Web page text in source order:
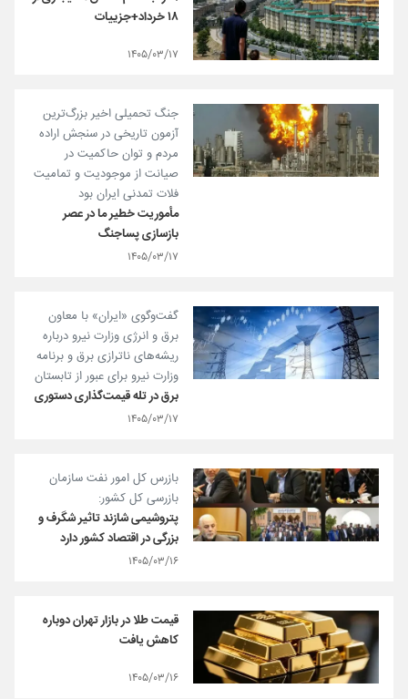
۱۸ خرداد+جزییات
۱۴۰۵/۰۳/۱۷
جنگ تحمیلی اخیر بزرگ‌ترین
آزمون تاریخی در سنجش اراده
مردم و توان حاکمیت در
صیانت از موجودیت و تمامیت
فلات تمدنی ایران بود
مأموریت خطیر ما در عصر
بازسازی پساجنگ
۱۴۰۵/۰۳/۱۷
گفت‌وگوی «ایران» با معاون
برق و انرژی وزارت نیرو درباره
ریشه‌های ناترازی برق و برنامه
وزارت نیرو برای عبور از تابستان
برق در تله قیمت‌گذاری دستوری
۱۴۰۵/۰۳/۱۷
بازرس کل امور نفت سازمان
بازرسی کل کشور:
پتروشیمی شازند تاثیر شگرف و
بزرگی در اقتصاد کشور دارد
۱۴۰۵/۰۳/۱۶
قیمت طلا در بازار تهران دوباره
کاهش یافت
۱۴۰۵/۰۳/۱۶